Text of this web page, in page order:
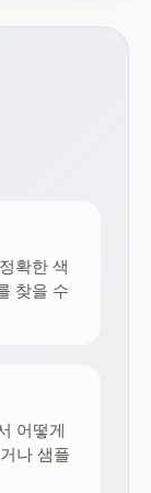
확한 색
찾을 수
어떻게
나 샘플